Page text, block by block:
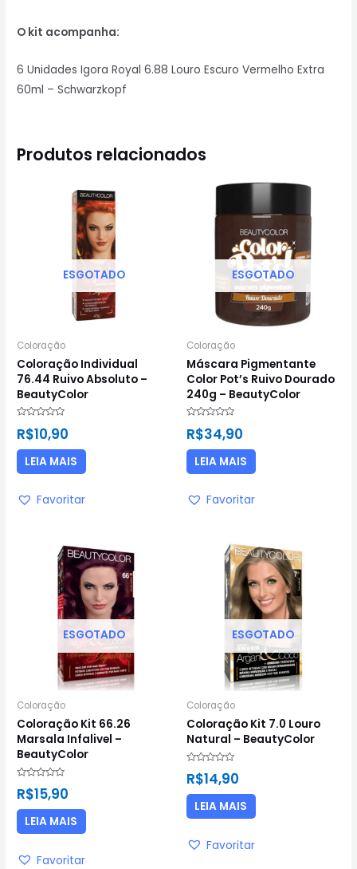
O kit acompanha:
6 Unidades Igora Royal 6.88 Louro Escuro Vermelho Extra
60ml – Schwarzkopf
Produtos relacionados
ESGOTADO
Coloração
Coloração Individual
76.44 Ruivo Absoluto –
BeautyColor
0
5
R$10,90
LEIA MAIS
Favoritar
ESGOTADO
Coloração
Máscara Pigmentante
Color Pot’s Ruivo Dourado
240g – BeautyColor
0
5
R$34,90
LEIA MAIS
Favoritar
ESGOTADO
Coloração
Coloração Kit 66.26
Marsala Infalivel –
BeautyColor
Avaliação
0
5
R$15,90
LEIA MAIS
Favoritar
ESGOTADO
Coloração
Coloração Kit 7.0 Louro
Natural – BeautyColor
Avaliação
0
5
R$14,90
LEIA MAIS
Favoritar